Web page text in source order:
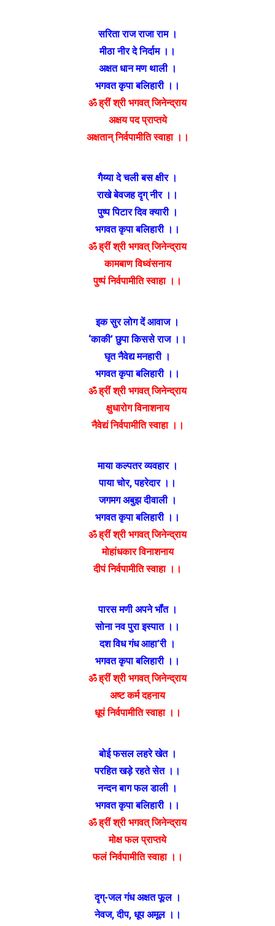
सरिता राज राजा राम ।
मीठा नीर दे निर्दाम ।।
अक्षत धान मण थाली ।
भगवत कृपा बलिहारी ।।
ॐ ह्रीं श्री भगवत् जिनेन्द्राय
अक्षय पद प्राप्तये
अक्षतान् निर्वपामीति स्वाहा ।।
गैय्या दे चली बस क्षीर ।
राखे बेवजह दृग् नीर ।।
पुष्प पिटार दिव क्यारी ।
भगवत कृपा बलिहारी ।।
ॐ ह्रीं श्री भगवत् जिनेन्द्राय
कामबाण विध्वंसनाय
पुष्पं निर्वपामीति स्वाहा ।।
इक सुर लोग दें आवाज ।
‘काकी’ छुपा किससे राज ।।
घृत नैवेद्य मनहारी ।
भगवत कृपा बलिहारी ।।
ॐ ह्रीं श्री भगवत् जिनेन्द्राय
क्षुधारोग विनाशनाय
नैवेद्यं निर्वपामीति स्वाहा ।।
माया कल्पतर व्यवहार ।
पाया चोर, पहरेदार ।।
जगमग अबुझ दीवाली ।
भगवत कृपा बलिहारी ।।
ॐ ह्रीं श्री भगवत् जिनेन्द्राय
मोहांधकार विनाशनाय
दीपं निर्वपामीति स्वाहा ।।
पारस मणी अपने भॉंत ।
सोना नव पुरा इस्पात ।।
दश विध गंध आहा’री ।
भगवत कृपा बलिहारी ।।
ॐ ह्रीं श्री भगवत् जिनेन्द्राय
अष्ट कर्म दहनाय
धूपं निर्वपामीति स्वाहा ।।
बोई फसल लहरे खेत ।
परहित खड़े रहते सेत ।।
नन्दन बाग फल डाली ।
भगवत कृपा बलिहारी ।।
ॐ ह्रीं श्री भगवत् जिनेन्द्राय
मोक्ष फल प्राप्तये
फलं निर्वपामीति स्वाहा ।।
दृग्-जल गंध अक्षत फूल ।
नेवज, दीप, धूप अमूल ।।